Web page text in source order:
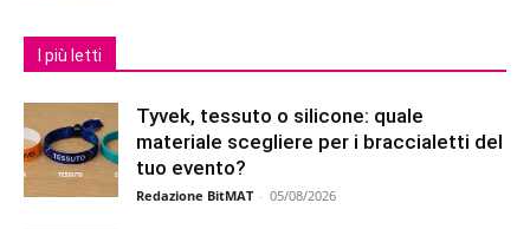
I più letti
Tyvek, tessuto o silicone: quale
materiale scegliere per i braccialetti del
tuo evento?
Redazione BitMAT - 05/08/2026